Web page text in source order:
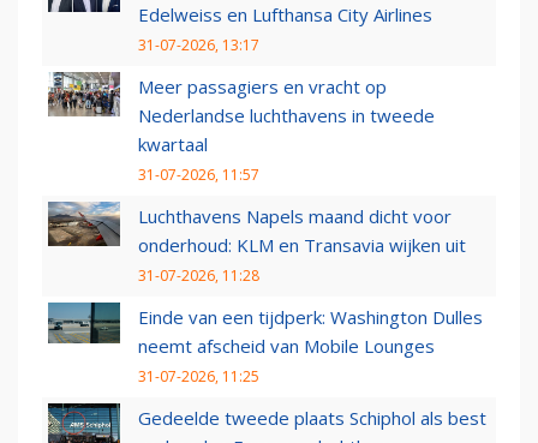
Edelweiss en Lufthansa City Airlines
31-07-2026, 13:17
Meer passagiers en vracht op
Nederlandse luchthavens in tweede
kwartaal
31-07-2026, 11:57
Luchthavens Napels maand dicht voor
onderhoud: KLM en Transavia wijken uit
31-07-2026, 11:28
Einde van een tijdperk: Washington Dulles
neemt afscheid van Mobile Lounges
31-07-2026, 11:25
Gedeelde tweede plaats Schiphol als best